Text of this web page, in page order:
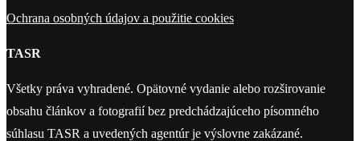
Ochrana osobných údajov a použitie cookies
TASR
Všetky práva vyhradené. Opätovné vydanie alebo rozširovanie
obsahu článkov a fotografií bez predchádzajúceho písomného
súhlasu TASR a uvedených agentúr je výslovne zakázané.